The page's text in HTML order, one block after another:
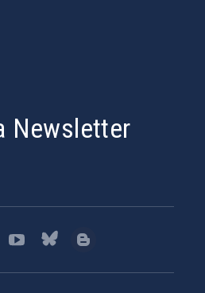
Newsletter